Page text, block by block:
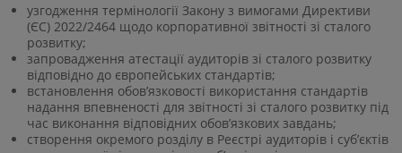
узгодження термінології Закону з вимогами Директиви
(ЄС) 2022/2464 щодо корпоративної звітності зі сталого
розвитку;
запровадження атестації аудиторів зі сталого розвитку
відповідно до європейських стандартів;
встановлення обов’язковості використання стандартів
надання впевненості для звітності зі сталого розвитку під
час виконання відповідних обов’язкових завдань;
створення окремого розділу в Реєстрі аудиторів і суб’єктів